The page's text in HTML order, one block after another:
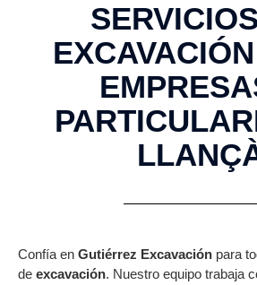
Confía en Gutiérrez Excavación para
de excavación. Nuestro equipo trabaja